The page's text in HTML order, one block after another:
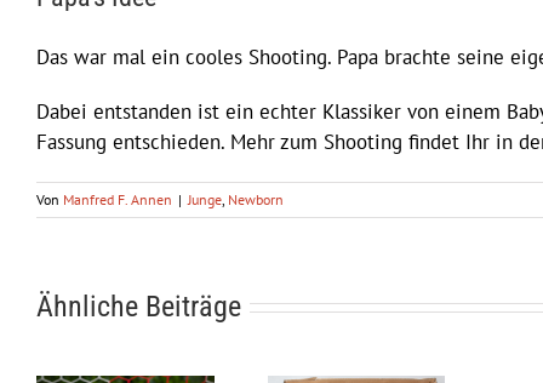
Das war mal ein cooles Shooting. Papa brachte seine
Dabei entstanden ist ein echter Klassiker von einem
Fassung entschieden. Mehr zum Shooting findet Ihr in
Von Manfred F. Annen | Junge, Newborn
Ähnliche Beiträge